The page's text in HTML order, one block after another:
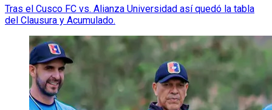
Tras el Cusco FC vs. Alianza Universidad así quedó la tabla
del Clausura y Acumulado.